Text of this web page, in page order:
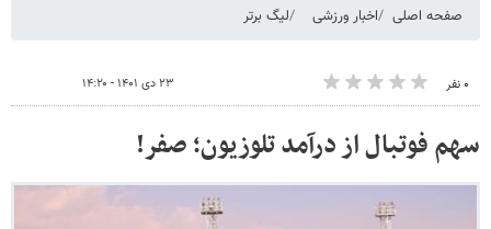
صفحه اصلی اخبار ورزشی لیگ برتر
۰ نفر ۲۳ دی ۱۴۰۱ - ۱۴:۲۰
سهم فوتبال از درآمد تلوزیون؛ صفر!